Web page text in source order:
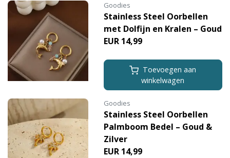
Goodies
Stainless Steel Oorbellen
met Dolfijn en Kralen – Goud
EUR 14,99
Toevoegen aan
winkelwagen
Goodies
Stainless Steel Oorbellen
Palmboom Bedel – Goud &
Zilver
EUR 14,99